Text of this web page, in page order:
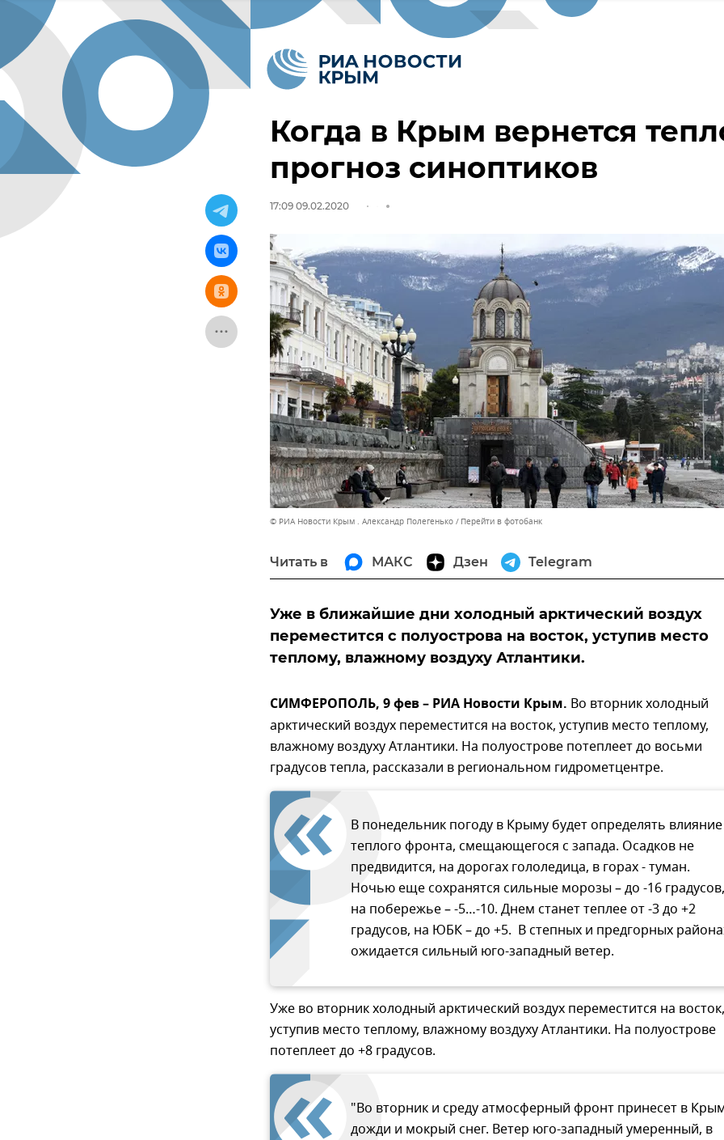
Когда в Крым вернется
прогноз синоптиков
17:09 09.02.2020
© РИА Новости Крым . Александр Полегенько Перейти в фотобанк
Читать в МАКС Дзен Telegram
Уже в ближайшие дни холодный арктический воздух
переместится с полуострова на восток, уступив место
теплому, влажному воздуху Атлантики.
СИМФЕРОПОЛЬ, 9 фев – РИА Новости Крым. Во вторник холодный
арктический воздух переместится на восток, уступив место теплому,
влажному воздуху Атлантики. На полуострове потеплеет до восьми
градусов тепла, рассказали в региональном гидрометцентре.
В понедельник погоду в Крыму будет определять влияние
теплого фронта, смещающегося с запада. Осадков не
предвидится, на дорогах гололедица, в горах - туман.
Ночью еще сохранятся сильные морозы – до -16 градусов,
на побережье – -5…-10. Днем станет теплее от -3 до +2
градусов, на ЮБК – до +5. В степных и предгорных
ожидается сильный юго-западный ветер.
Уже во вторник холодный арктический воздух переместится на восток,
уступив место теплому, влажному воздуху Атлантики. На полуострове
потеплеет до +8 градусов.
"Во вторник и среду атмосферный фронт принесет в
дожди и мокрый снег. Ветер юго-западный умеренный, в